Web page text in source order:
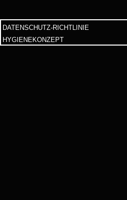
DATENSCHUTZ-RICHTLINIE
HYGIENEKONZEPT